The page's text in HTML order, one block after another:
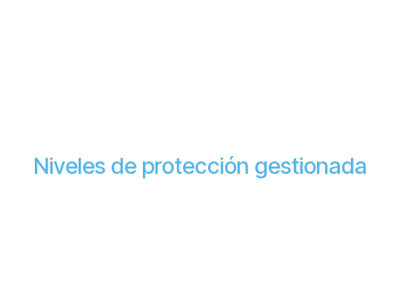
Niveles de protección gestionada